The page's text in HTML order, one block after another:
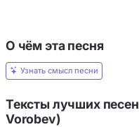
О чём эта песня
Узнать смысл песни
Тексты лучших
Vorobev)